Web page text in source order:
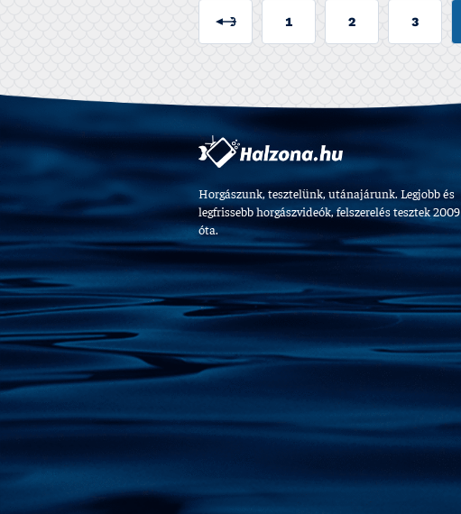
1 2 3
Horgászunk, tesztelünk, utánajárunk. Legjobb és
legfrissebb horgászvideók, felszerelés tesztek 2009
óta.